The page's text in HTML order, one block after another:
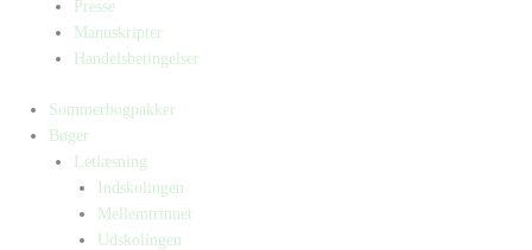
Presse
Manuskripter
Handelsbetingelser
Sommerbogpakker
Bøger
Letlæsning
Indskolingen
Mellemtrinnet
Udskolingen